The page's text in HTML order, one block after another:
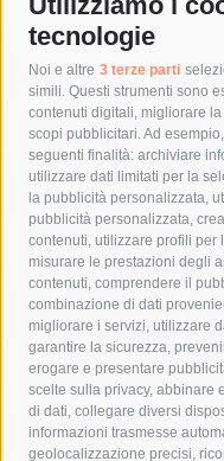
tecnologie
Noi e altre 3 terze parti
simili. Questi strumenti sono
contenuti digitali, migliorare
scopi pubblicitari. Ad
seguenti finalità: archiviare
utilizzare dati limitati per la
la pubblicità personalizzata,
pubblicità personalizzata,
contenuti, utilizzare profili per
misurare le prestazioni degli
contenuti, comprendere il
combinazione di dati
migliorare i servizi, utilizzare
garantire la sicurezza,
erogare e presentare
scelte sulla privacy, abbinare
di dati, collegare diversi
informazioni trasmesse
geolocalizzazione precisi,
Tag
acqua allerta meteo
area marina protetta di
Asl Napoli 3 sud
castellammare di stabia
comune di sorrento
costiera amalfitana
fondazione sorrento
lavori
lorenzo balducelli
massimo coppola
Meta
penisola sorrentina